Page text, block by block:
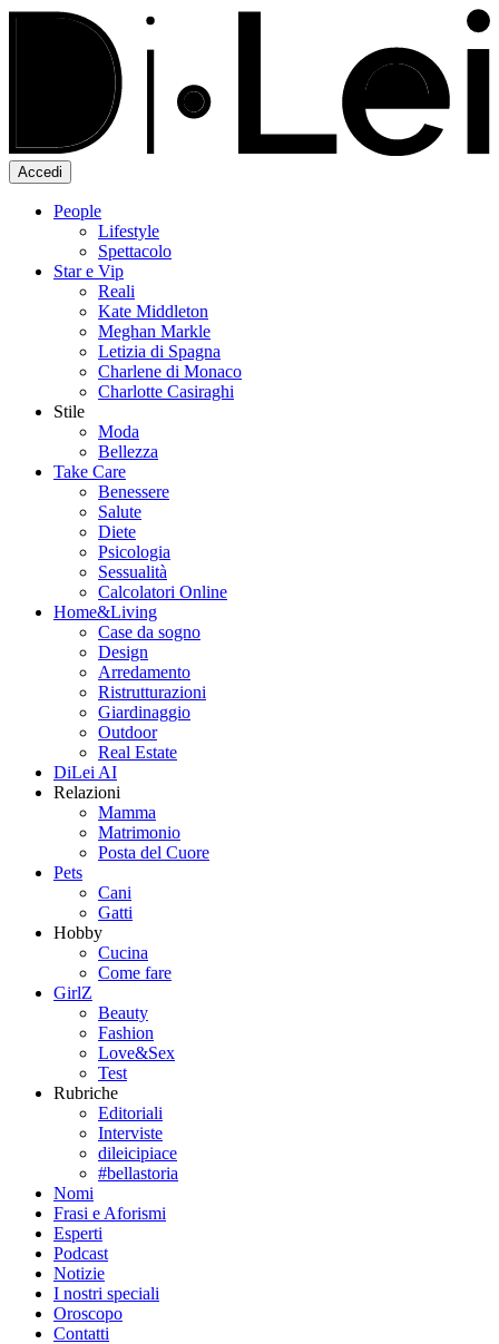
Accedi
People
Lifestyle
Spettacolo
Star e Vip
Reali
Kate Middleton
Meghan Markle
Letizia di Spagna
Charlene di Monaco
Charlotte Casiraghi
Stile
Moda
Bellezza
Take Care
Benessere
Salute
Diete
Psicologia
Sessualità
Calcolatori Online
Home&Living
Case da sogno
Design
Arredamento
Ristrutturazioni
Giardinaggio
Outdoor
Real Estate
DiLei AI
Relazioni
Mamma
Matrimonio
Posta del Cuore
Pets
Cani
Gatti
Hobby
Cucina
Come fare
GirlZ
Beauty
Fashion
Love&Sex
Test
Rubriche
Editoriali
Interviste
dileicipiace
#bellastoria
Nomi
Frasi e Aforismi
Esperti
Podcast
Notizie
I nostri speciali
Oroscopo
Contatti